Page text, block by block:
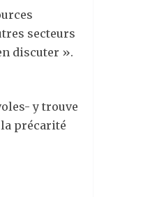
secteurs
discuter ».
y trouve
précarité